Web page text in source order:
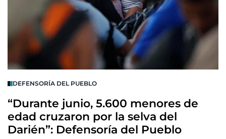
DEFENSORÍA DEL PUEBLO
“Durante junio, 5.600 menores de
edad cruzaron por la selva del
Darién”: Defensoría del Pueblo